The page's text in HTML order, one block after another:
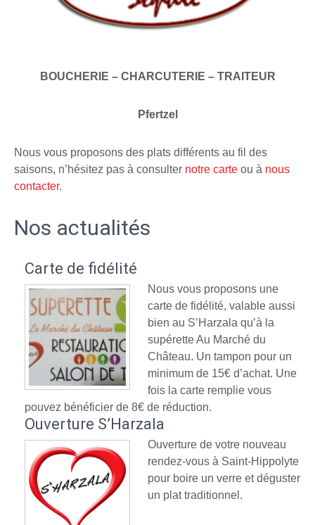
BOUCHERIE – CHARCUTERIE – TRAITEUR
Pfertzel
Nous vous proposons des plats différents au fil des
saisons, n’hésitez pas à consulter notre carte ou à nous
contacter.
Nos actualités
Carte de fidélité
Nous vous proposons une
carte de fidélité, valable aussi
bien au S’Harzala qu’à la
supérette Au Marché du
Château. Un tampon pour un
minimum de 15€ d’achat. Une
fois la carte remplie vous
pouvez bénéficier de 8€ de réduction.
Ouverture S’Harzala
Ouverture de votre nouveau
rendez-vous à Saint-Hippolyte
pour boire un verre et déguster
un plat traditionnel.